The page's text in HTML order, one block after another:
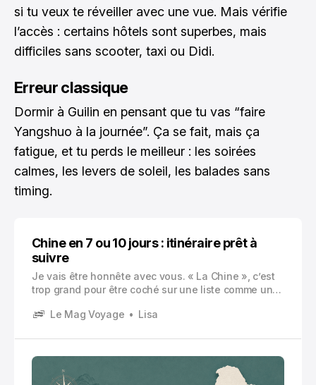
si tu veux te réveiller avec une vue. Mais vérifie
l’accès : certains hôtels sont superbes, mais
difficiles sans scooter, taxi ou Didi.
Erreur classique
Dormir à Guilin en pensant que tu vas “faire
Yangshuo à la journée”. Ça se fait, mais ça
fatigue, et tu perds le meilleur : les soirées
calmes, les levers de soleil, les balades sans
timing.
Chine en 7 ou 10 jours : itinéraire prêt à
suivre
Je vais être honnête avec vous. « La Chine », c’est
trop grand pour être coché sur une liste comme un
ça peut être génial si on assume un truc simple : on
Le Mag Voyage Lisa